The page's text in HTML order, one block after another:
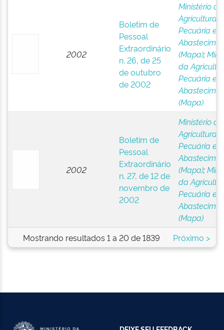
2002
Boletim de
Pessoal
Extraordinário
n. 26, de 25
de outubro
de 2002
Ministério da
Agricultura,
Pecuária e
(Mapa);
da
Pecuária e
(Mapa)
2002
Boletim de
Pessoal
Extraordinário
n. 27, de 12 de
novembro de
2002
Ministério da
Agricultura,
Pecuária e
(Mapa);
da
Pecuária e
(Mapa)
Mostrando resultados 1 a 20 de 1839
Próximo >